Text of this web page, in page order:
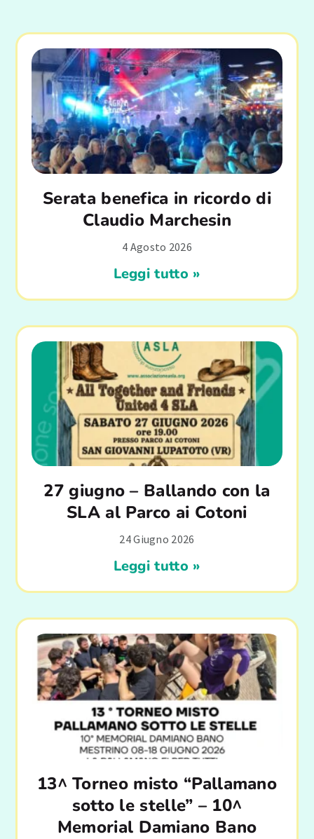
Serata benefica in ricordo di
Claudio Marchesin
4 Agosto 2026
Leggi tutto »
27 giugno – Ballando con la
SLA al Parco ai Cotoni
24 Giugno 2026
Leggi tutto »
13^ Torneo misto “Pallamano
sotto le stelle” – 10^
Memorial Damiano Bano